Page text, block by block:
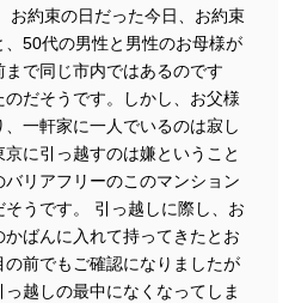
お約束の日だった今日、お約束
50代の男性と男性のお母様が
で同じ市内ではあるのです
だそうです。しかし、お父様
一軒家に一人でいるのは寂し
に引っ越すのは嫌ということ
リアフリーのこのマンション
うです。 引っ越しに際し、お
ばんに入れて持ってきたとお
前でもご確認になりましたが
越しの最中になくなってしま